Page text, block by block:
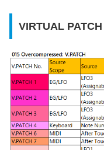
VIRTUAL PATCH